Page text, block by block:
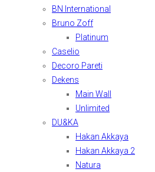
BN International
Bruno Zoff
Platinum
Caselio
Decoro Pareti
Dekens
Main Wall
Unlimited
DU&KA
Hakan Akkaya
Hakan Akkaya 2
Natura